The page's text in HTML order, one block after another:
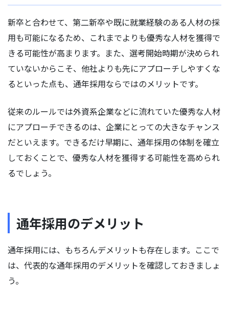
新卒と合わせて、第二新卒や既に就業経験のある人材の採
用も可能になるため、これまでよりも優秀な人材を獲得で
きる可能性が高まります。また、選考開始時期が決められ
ていないからこそ、他社よりも先にアプローチしやすくな
るといった点も、通年採用ならではのメリットです。
従来のルールでは外資系企業などに流れていた優秀な人材
にアプローチできるのは、企業にとっての大きなチャンス
だといえます。できるだけ早期に、通年採用の体制を確立
しておくことで、優秀な人材を獲得する可能性を高められ
るでしょう。
通年採用のデメリット
通年採用には、もちろんデメリットも存在します。ここで
は、代表的な通年採用のデメリットを確認しておきましょ
う。